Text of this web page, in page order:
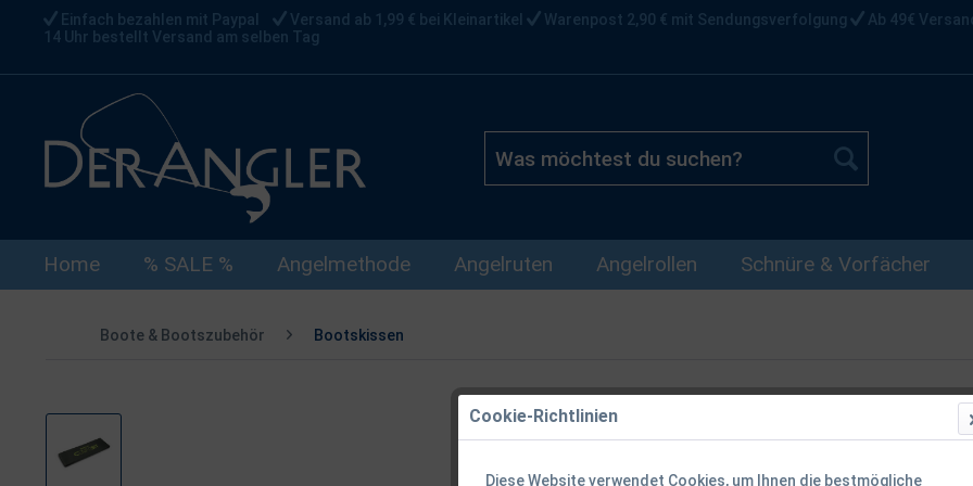
Einfach bezahlen mit Paypal Versand ab 1,99 € bei Kleinartikel Warenpost 2,90 € mit Sendungsverfolgung Ab 49€
14 Uhr bestellt Versand am selben Tag
Home % SALE % Angelmethode Angelruten Angelrollen Schnüre & Vorfächer
Boote & Bootszubehör Bootskissen
Delphin
Cookie-Richtlinien
Diese Website verwendet Cookies, um Ihnen die bestmögliche